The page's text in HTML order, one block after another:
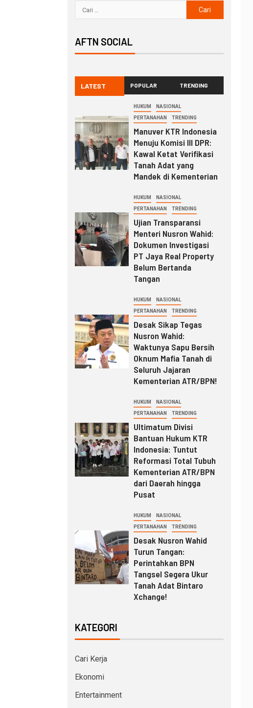
AFTN SOCIAL
LATEST POPULAR TRENDING
HUKUM NASIONAL
PERTANAHAN TRENDING
Manuver KTR Indonesia
Menuju Komisi III DPR:
Kawal Ketat Verifikasi
Tanah Adat yang
Mandek di Kementerian
HUKUM NASIONAL
PERTANAHAN TRENDING
Ujian Transparansi
Menteri Nusron Wahid:
Dokumen Investigasi
PT Jaya Real Property
Belum Bertanda
Tangan
HUKUM NASIONAL
PERTANAHAN TRENDING
Desak Sikap Tegas
Nusron Wahid:
Waktunya Sapu Bersih
Oknum Mafia Tanah di
Seluruh Jajaran
Kementerian ATR/BPN!
HUKUM NASIONAL
PERTANAHAN TRENDING
Ultimatum Divisi
Bantuan Hukum KTR
Indonesia: Tuntut
Reformasi Total Tubuh
Kementerian ATR/BPN
dari Daerah hingga
Pusat
HUKUM NASIONAL
PERTANAHAN TRENDING
Desak Nusron Wahid
Turun Tangan:
Perintahkan BPN
Tangsel Segera Ukur
Tanah Adat Bintaro
Xchange!
KATEGORI
Cari Kerja
Ekonomi
Entertainment